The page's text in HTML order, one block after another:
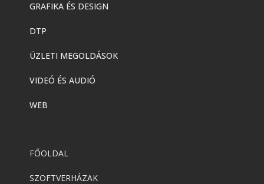
GRAFIKA ÉS DESIGN
DTP
ÜZLETI MEGOLDÁSOK
VIDEÓ ÉS AUDIÓ
WEB
FŐOLDAL
SZOFTVERHÁZAK